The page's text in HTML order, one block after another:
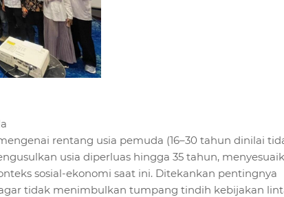
rentang usia pemuda (16–30 tahun dinilai
usia diperluas hingga 35 tahun,
sosial-ekonomi saat ini. Ditekankan pentingnya
tidak menimbulkan tumpang tindih kebijakan